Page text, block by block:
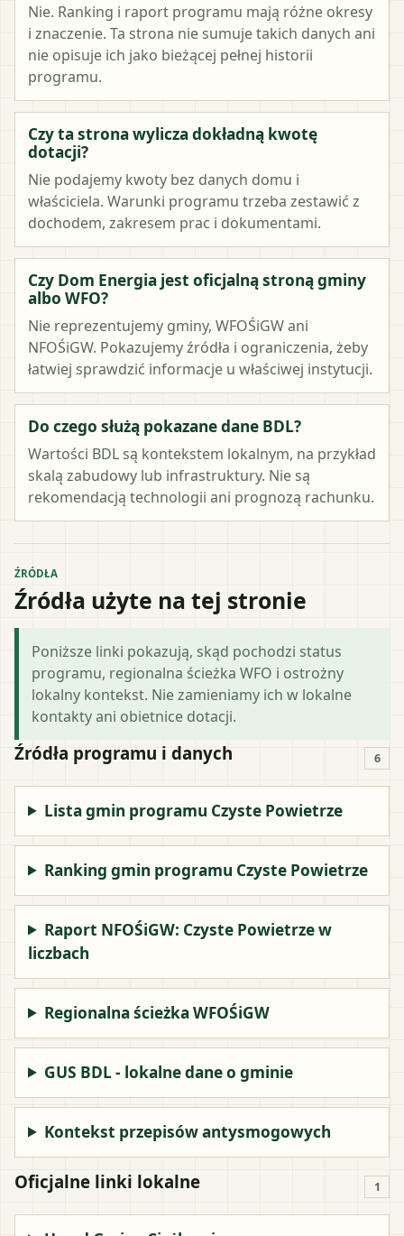
Nie. Ranking i raport programu mają różne okresy
i znaczenie. Ta strona nie sumuje takich danych ani
nie opisuje ich jako bieżącej pełnej historii
programu.
Czy ta strona wylicza dokładną kwotę
dotacji?
Nie podajemy kwoty bez danych domu i
właściciela. Warunki programu trzeba zestawić z
dochodem, zakresem prac i dokumentami.
Czy Dom Energia jest oficjalną stroną gminy
albo WFO?
Nie reprezentujemy gminy, WFOŚiGW ani
NFOŚiGW. Pokazujemy źródła i ograniczenia, żeby
łatwiej sprawdzić informacje u właściwej instytucji.
Do czego służą pokazane dane BDL?
Wartości BDL są kontekstem lokalnym, na przykład
skalą zabudowy lub infrastruktury. Nie są
rekomendacją technologii ani prognozą rachunku.
ŹRÓDŁA
Źródła użyte na tej stronie
Poniższe linki pokazują, skąd pochodzi status
programu, regionalna ścieżka WFO i ostrożny
lokalny kontekst. Nie zamieniamy ich w lokalne
kontakty ani obietnice dotacji.
Źródła programu i danych 6
Lista gmin programu Czyste Powietrze
Ranking gmin programu Czyste Powietrze
Raport NFOŚiGW: Czyste Powietrze w
liczbach
Regionalna ścieżka WFOŚiGW
GUS BDL - lokalne dane o gminie
Kontekst przepisów antysmogowych
Oficjalne linki lokalne 1